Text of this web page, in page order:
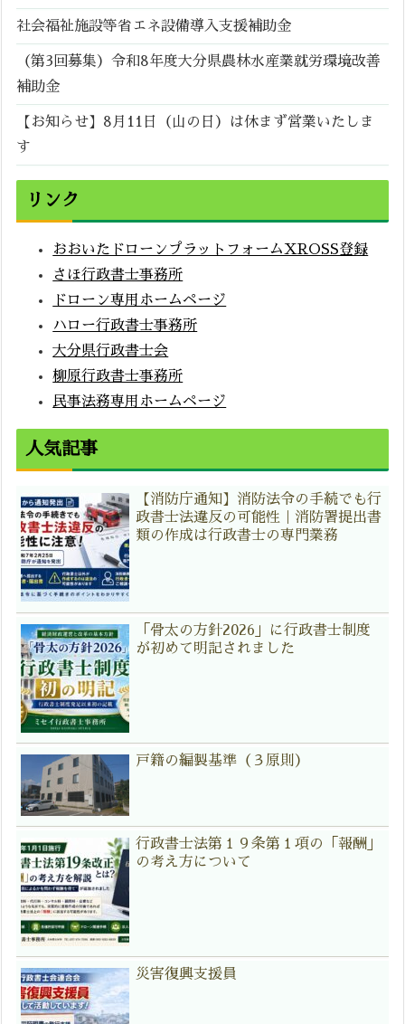
社会福祉施設等省エネ設備導入支援補助金
（第3回募集）令和8年度大分県農林水産業就労環境改善
補助金
【お知らせ】8月11日（山の日）は休まず営業いたしま
す
リンク
おおいたドローンプラットフォームXROSS登録
さほ行政書士事務所
ドローン専用ホームページ
ハロー行政書士事務所
大分県行政書士会
柳原行政書士事務所
民事法務専用ホームページ
人気記事
【消防庁通知】消防法令の手続でも行
政書士法違反の可能性｜消防署提出書
類の作成は行政書士の専門業務
「骨太の方針2026」に行政書士制度
が初めて明記されました
戸籍の編製基準（３原則）
行政書士法第１９条第１項の「報酬」
の考え方について
災害復興支援員